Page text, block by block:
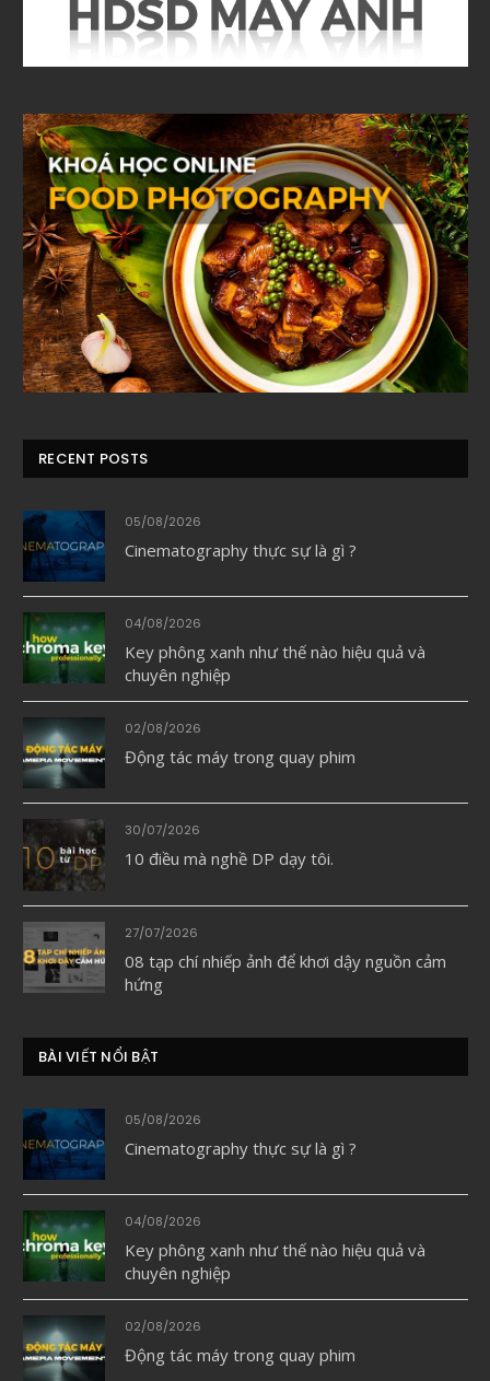
RECENT POSTS
05/08/2026
Cinematography thực sự là gì ?
04/08/2026
Key phông xanh như thế nào hiệu quả và
chuyên nghiệp
02/08/2026
Động tác máy trong quay phim
30/07/2026
10 điều mà nghề DP dạy tôi.
27/07/2026
08 tạp chí nhiếp ảnh để khơi dậy nguồn cảm
hứng
BÀI VIẾT NỔI BẬT
05/08/2026
Cinematography thực sự là gì ?
04/08/2026
Key phông xanh như thế nào hiệu quả và
chuyên nghiệp
02/08/2026
Động tác máy trong quay phim